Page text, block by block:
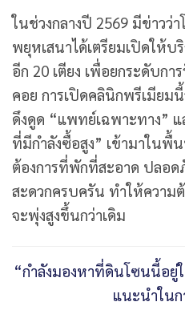
ในช่วงกลางปี 2569 มีข่าวว่
พยุหเสนาได้เตรียมเปิดให้บ
อีก 20 เตียง เพื่อยกระดับกา
คอย การเปิดคลินิกพรีเมียม
ดึงดูด “แพทย์เฉพาะทาง”
ที่มีกำลังซื้อสูง” เข้ามาใน
ต้องการที่พักที่สะอาด ปลอด
สะดวกครบครัน ทำให้ความ
จะพุ่งสูงขึ้นกว่าเดิม
“กำลังมองหาที่ดินโซนนี้อยู่
แนะนำใน